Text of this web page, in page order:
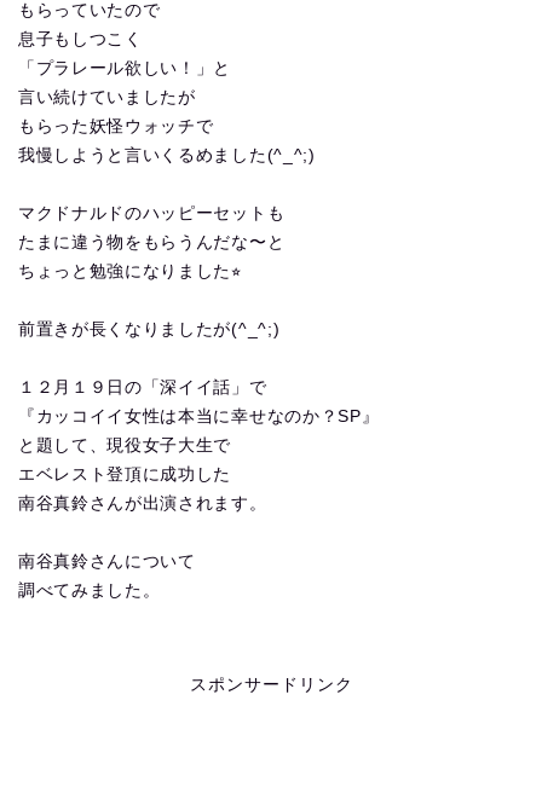
もらっていたので
息子もしつこく
「プラレール欲しい！」と
言い続けていましたが
もらった妖怪ウォッチで
我慢しようと言いくるめました(^_^;)
マクドナルドのハッピーセットも
たまに違う物をもらうんだな〜と
ちょっと勉強になりました⭐︎
前置きが長くなりましたが(^_^;)
１２月１９日の「深イイ話」で
『カッコイイ女性は本当に幸せなのか？SP』
と題して、現役女子大生で
エベレスト登頂に成功した
南谷真鈴さんが出演されます。
南谷真鈴さんについて
調べてみました。
スポンサードリンク